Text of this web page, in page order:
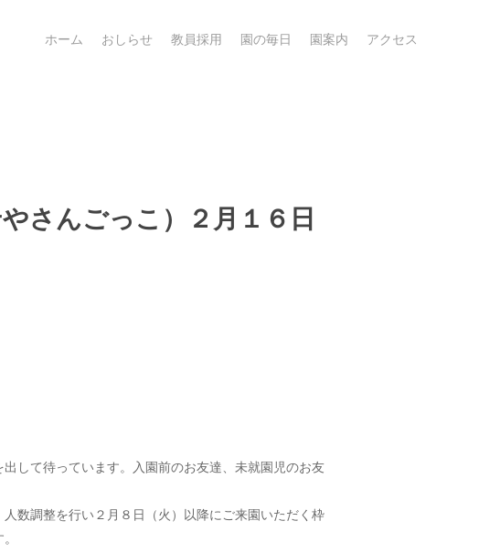
ホーム おしらせ 教員採用 園の毎日 園案内 アクセス
さんごっこ）２月１６日
して待っています。入園前のお友達、未就園児のお友
数調整を行い２月８日（火）以降にご来園いただく枠